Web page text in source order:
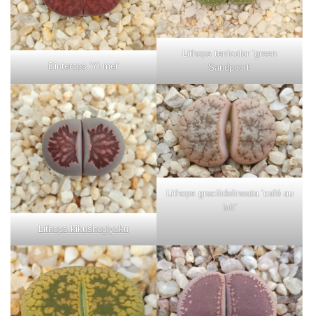
Dinterops ‘Yi mei’
Lithops terricolor ‘green
Sandpoort’
Lithops kikushogiyoku
Lithops gracilidelineata ‘café au
lait’